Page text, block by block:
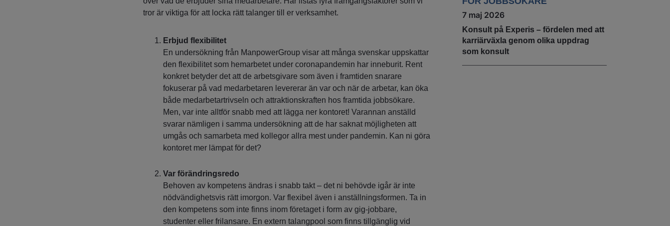
tror är viktiga för att locka rätt talanger till er verksamhet.
Erbjud flexibilitet
En undersökning från ManpowerGroup visar att många svenskar uppskattar
den flexibilitet som hemarbetet under coronapandemin har inneburit. Rent
konkret betyder det att de arbetsgivare som även i framtiden snarare
fokuserar på vad medarbetaren levererar än var och när de arbetar, kan öka
både medarbetartrivseln och attraktionskraften hos framtida jobbsökare.
Men, var inte alltför snabb med att lägga ner kontoret! Varannan anställd
svarar nämligen i samma undersökning att de har saknat möjligheten att
umgås och samarbeta med kollegor allra mest under pandemin. Kan ni göra
kontoret mer lämpat för det?
Var förändringsredo
Behoven av kompetens ändras i snabb takt – det ni behövde igår är inte
nödvändighetsvis rätt imorgon. Var flexibel även i anställningsformen. Ta in
den kompetens som inte finns inom företaget i form av gig-jobbare,
studenter eller frilansare. En extern talangpool som finns tillgänglig vid
7 maj 2026
Konsult på Experis – fördelen med att
karriärväxla genom olika uppdrag
som konsult